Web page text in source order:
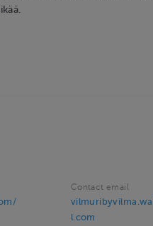
Contact email
l.com